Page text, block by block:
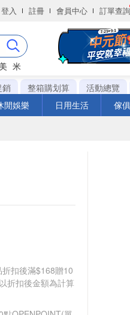
登入 註冊 會員中心 訂單查詢
米
銷
整箱購划算 活動總覽
閒娛樂
日用生活 傢
扣後滿$168贈10
折扣後金額為計算